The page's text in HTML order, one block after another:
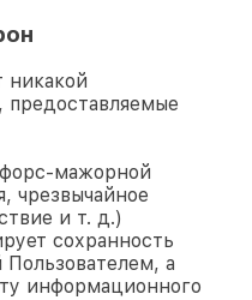
предоставляемые
мажорной
чрезвычайное
и т. д.)
сохранность
а
информационного